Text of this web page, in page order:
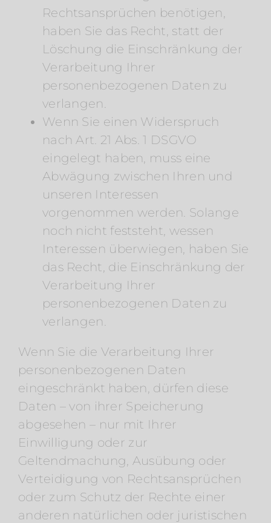
Rechtsansprüchen benötigen,
haben Sie das Recht, statt der
Löschung die Einschränkung der
Verarbeitung Ihrer
personenbezogenen Daten zu
verlangen.
Wenn Sie einen Widerspruch
nach Art. 21 Abs. 1 DSGVO
eingelegt haben, muss eine
Abwägung zwischen Ihren und
unseren Interessen
vorgenommen werden. Solange
noch nicht feststeht, wessen
Interessen überwiegen, haben Sie
das Recht, die Einschränkung der
Verarbeitung Ihrer
personenbezogenen Daten zu
verlangen.
Wenn Sie die Verarbeitung Ihrer
personenbezogenen Daten
eingeschränkt haben, dürfen diese
Daten – von ihrer Speicherung
abgesehen – nur mit Ihrer
Einwilligung oder zur
Geltendmachung, Ausübung oder
Verteidigung von Rechtsansprüchen
oder zum Schutz der Rechte einer
anderen natürlichen oder juristischen